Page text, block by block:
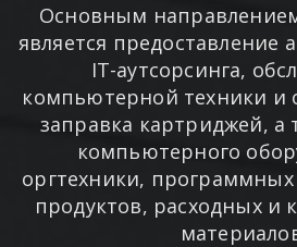
Основным
является предоставление
IT-аутсорсинга,
компьютерной техники и
заправка картриджей, а
компьютерного
оргтехники,
продуктов, расходных и